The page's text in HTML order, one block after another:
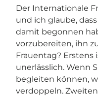
Support
Der Internationale
und ich glaube,
damit begonnen
vorzubereiten, ihn
Frauentag? Erstens
unerlässlich. Wenn
begleiten können,
verdoppeln.